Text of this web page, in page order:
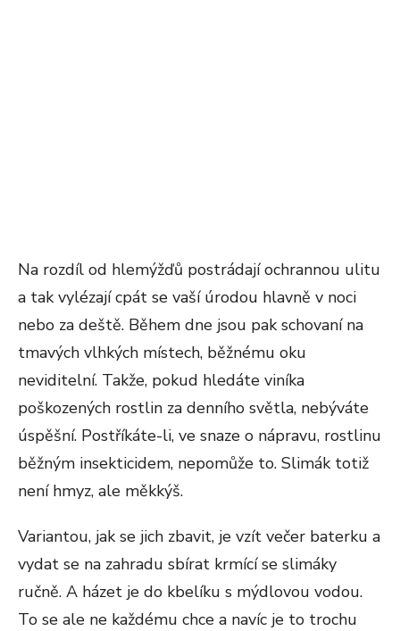
Na rozdíl od hlemýžďů postrádají ochrannou ulitu
a tak vylézají cpát se vaší úrodou hlavně v noci
nebo za deště. Během dne jsou pak schovaní na
tmavých vlhkých místech, běžnému oku
neviditelní. Takže, pokud hledáte viníka
poškozených rostlin za denního světla, nebýváte
úspěšní. Postříkáte-li, ve snaze o nápravu, rostlinu
běžným insekticidem, nepomůže to. Slimák totiž
není hmyz, ale měkkýš.
Variantou, jak se jich zbavit, je vzít večer baterku a
vydat se na zahradu sbírat krmící se slimáky
ručně. A házet je do kbelíku s mýdlovou vodou.
To se ale ne každému chce a navíc je to trochu